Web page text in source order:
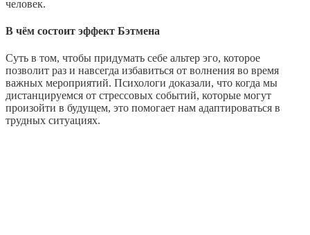
человек.
В чём состоит эффект Бэтмена
Суть в том, чтобы придумать себе альтер эго, которое
позволит раз и навсегда избавиться от волнения во время
важных мероприятий. Психологи доказали, что когда мы
дистанцируемся от стрессовых событий, которые могут
произойти в будущем, это помогает нам адаптироваться в
трудных ситуациях.